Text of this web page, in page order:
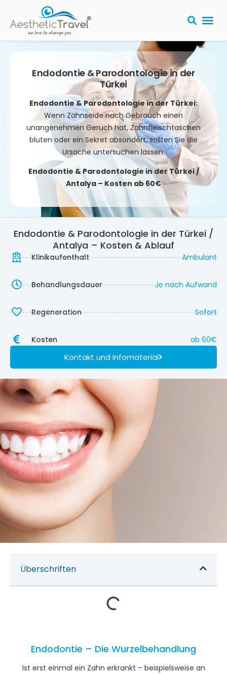
Endodontie & Parodontologie in der
Türkei
Endodontie & Parodontologie in der Türkei:
Wenn Zahnseide nach Gebrauch einen
unangenehmen Geruch hat, Zahnfleischtaschen
bluten oder ein Sekret absondert, sollten Sie die
Ursache untersuchen lassen.
Endodontie & Parodontologie in der Türkei /
Antalya – Kosten ab 60€
Endodontie & Parodontologie in der Türkei /
Antalya – Kosten & Ablauf
Klinikaufenthalt Ambulant
Behandlungsdauer Je nach Aufwand
Regeneration Sofort
Kosten ab 60€
Kontakt und Infomaterial
Überschriften
Endodontie – Die Wurzelbehandlung
Ist erst einmal ein Zahn erkrankt – beispielsweise an